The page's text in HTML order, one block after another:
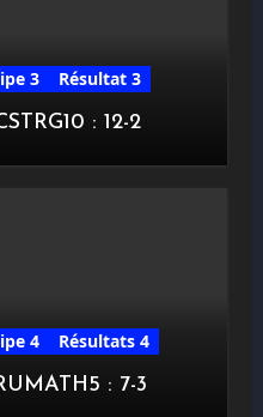
3
Résultat 3
: 12-2
4
Résultats 4
: 7-3